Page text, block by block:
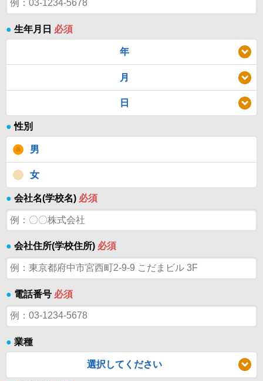
● 生年月日 必須
年
月
日
● 性別
男
女
● 会社名(学校名) 必須
● 会社住所(学校住所) 必須
● 電話番号 必須
● 業種
選択してください